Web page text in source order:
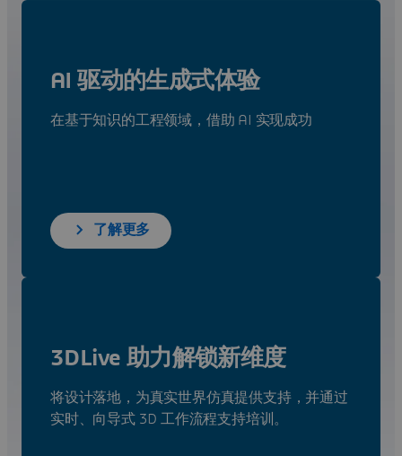
AI 驱动的生成式体验
在基于知识的工程领域，借助 AI 实现成功
了解更多
3DLive 助力解锁新维度
将设计落地，为真实世界仿真提供支持，并通过
实时、向导式 3D 工作流程支持培训。